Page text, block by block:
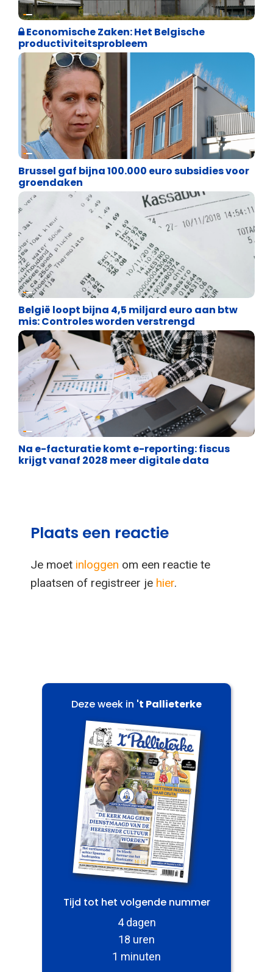
Financiële vrijheid
Economische Zaken: Het Belgische
productiviteitsprobleem
Financiële vrijheid
Brussel gaf bijna 100.000 euro subsidies voor
groendaken
Financiële vrijheid
België loopt bijna 4,5 miljard euro aan btw
mis: Controles worden verstrengd
Financiële vrijheid
Na e-facturatie komt e-reporting: fiscus
krijgt vanaf 2028 meer digitale data
Plaats een reactie
Je moet inloggen om een reactie te
plaatsen of registreer je hier.
Deze week in 't Pallieterke
Tijd tot het volgende nummer
4 dagen
18 uren
1 minuten